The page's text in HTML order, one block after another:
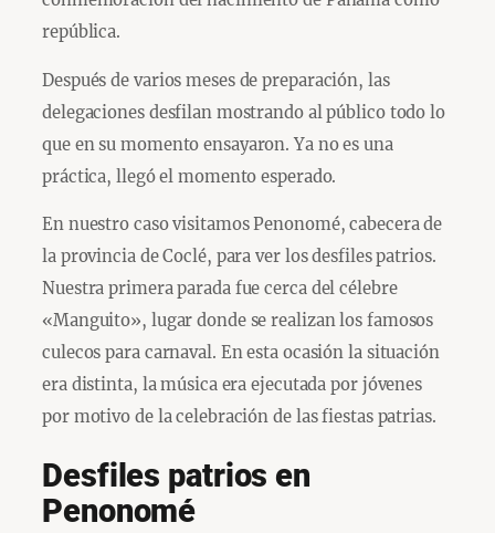
república.
Después de varios meses de preparación, las
delegaciones desfilan mostrando al público todo lo
que en su momento ensayaron. Ya no es una
práctica, llegó el momento esperado.
En nuestro caso visitamos Penonomé, cabecera de
la provincia de Coclé, para ver los desfiles patrios.
Nuestra primera parada fue cerca del célebre
«Manguito», lugar donde se realizan los famosos
culecos para carnaval. En esta ocasión la situación
era distinta, la música era ejecutada por jóvenes
por motivo de la celebración de las fiestas patrias.
Desfiles patrios en
Penonomé